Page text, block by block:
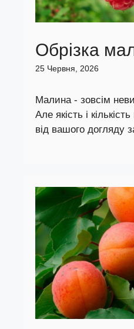
Обрізка
25 Червня, 2026
Малина - зовсім
Але якість і
від вашого догляду